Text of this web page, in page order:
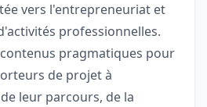
vers l'entrepreneuriat et
professionnelles.
pragmatiques pour
de projet à
leur parcours, de la